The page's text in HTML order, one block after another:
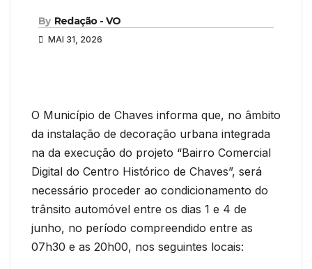
By Redação - VO
MAI 31, 2026
O Município de Chaves informa que, no âmbito
da instalação de decoração urbana integrada
na da execução do projeto “Bairro Comercial
Digital do Centro Histórico de Chaves”, será
necessário proceder ao condicionamento do
trânsito automóvel entre os dias 1 e 4 de
junho, no período compreendido entre as
07h30 e as 20h00, nos seguintes locais: